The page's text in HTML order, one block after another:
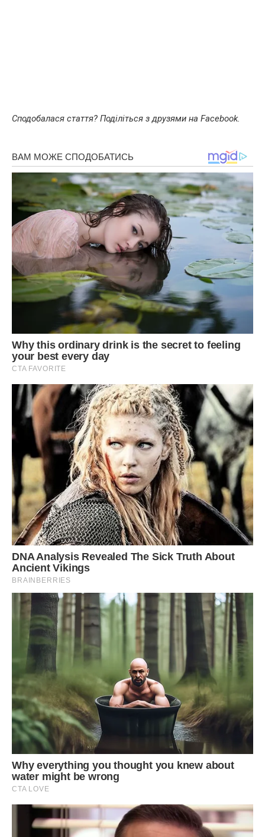
Сподобалася стаття? Поділіться з друзями на Facebook.